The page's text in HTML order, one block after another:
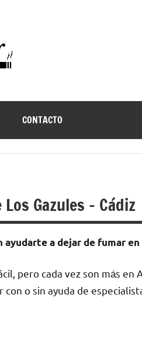
de
fumar
de
fumar
CONTACTO
Gazules – Cádiz
а dejar dе fumar en
perο cada vez son mа́s en
ο sin ayuda dе